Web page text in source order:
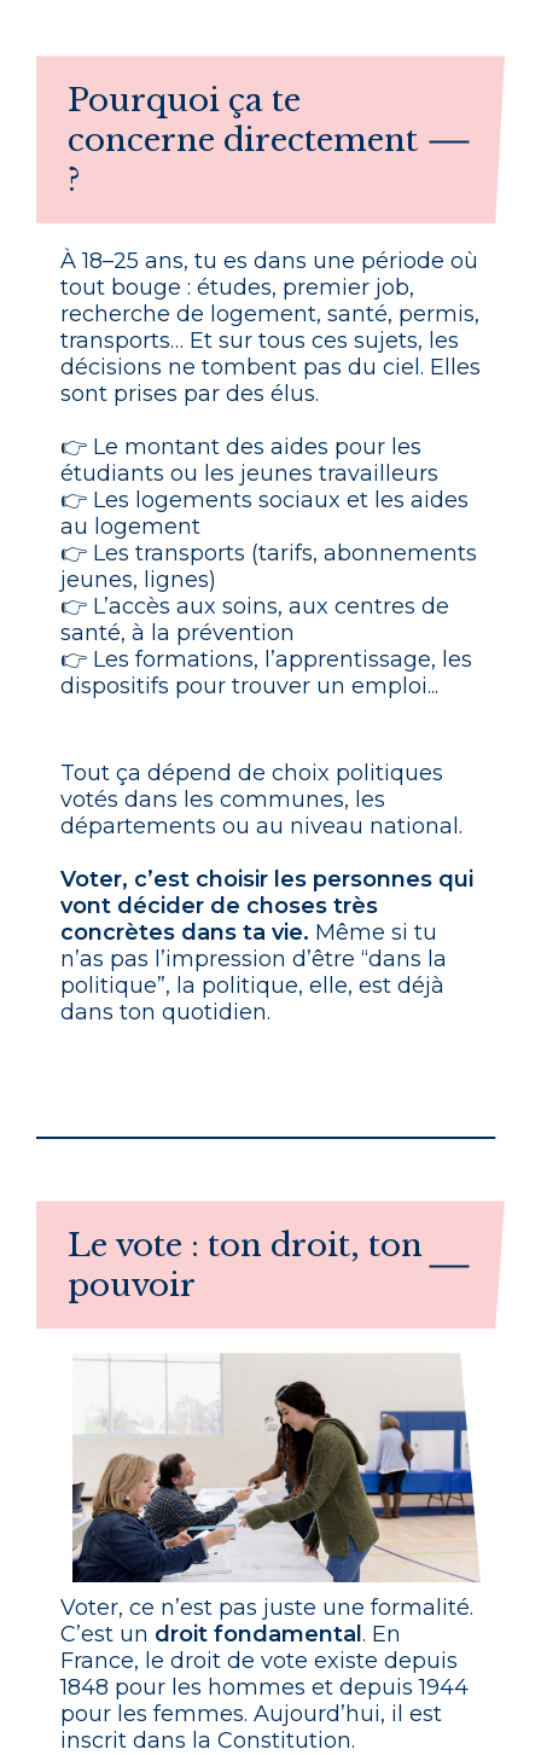
Pourquoi ça te
concerne directement
?
À 18–25 ans, tu es dans une période où
tout bouge : études, premier job,
recherche de logement, santé, permis,
transports… Et sur tous ces sujets, les
décisions ne tombent pas du ciel. Elles
sont prises par des élus.
👉 Le montant des aides pour les
étudiants ou les jeunes travailleurs
👉 Les logements sociaux et les aides
au logement
👉 Les transports (tarifs, abonnements
jeunes, lignes)
👉 L’accès aux soins, aux centres de
santé, à la prévention
👉 Les formations, l’apprentissage, les
dispositifs pour trouver un emploi...
Tout ça dépend de choix politiques
votés dans les communes, les
départements ou au niveau national.
Voter, c’est choisir les personnes qui
vont décider de choses très
concrètes dans ta vie. Même si tu
n’as pas l’impression d’être “dans la
politique”, la politique, elle, est déjà
dans ton quotidien.
Le vote : ton droit, ton
pouvoir
Voter, ce n’est pas juste une formalité.
C’est un droit fondamental . En
France, le droit de vote existe depuis
1848 pour les hommes et depuis 1944
pour les femmes. Aujourd’hui, il est
inscrit dans la Constitution.